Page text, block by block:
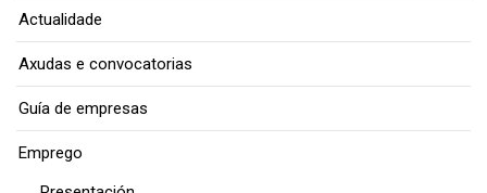
Actualidade
Axudas e convocatorias
Guía de empresas
Emprego